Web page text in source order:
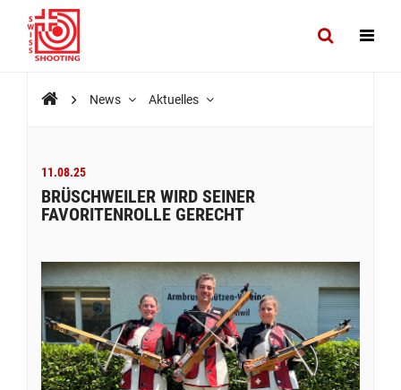
News Aktuelles
11.08.25
BRÜSCHWEILER WIRD SEINER
FAVORITENROLLE GERECHT